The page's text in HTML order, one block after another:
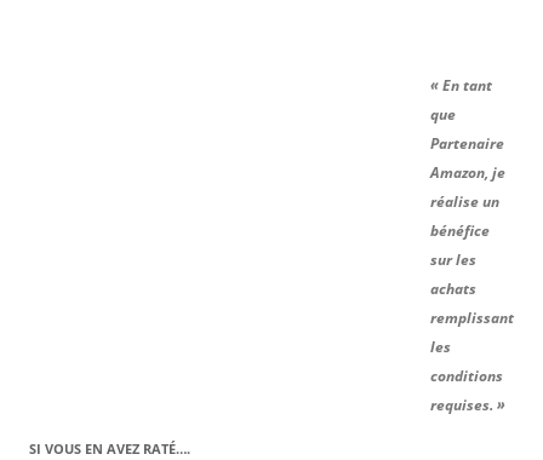
« En tant
que
Partenaire
Amazon, je
réalise un
bénéfice
sur les
achats
remplissant
les
conditions
requises. »
SI VOUS EN AVEZ RATÉ….